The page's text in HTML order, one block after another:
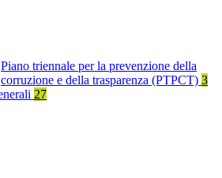
Piano triennale per la prevenzione della
corruzione e della trasparenza (PTPCT) 3
27